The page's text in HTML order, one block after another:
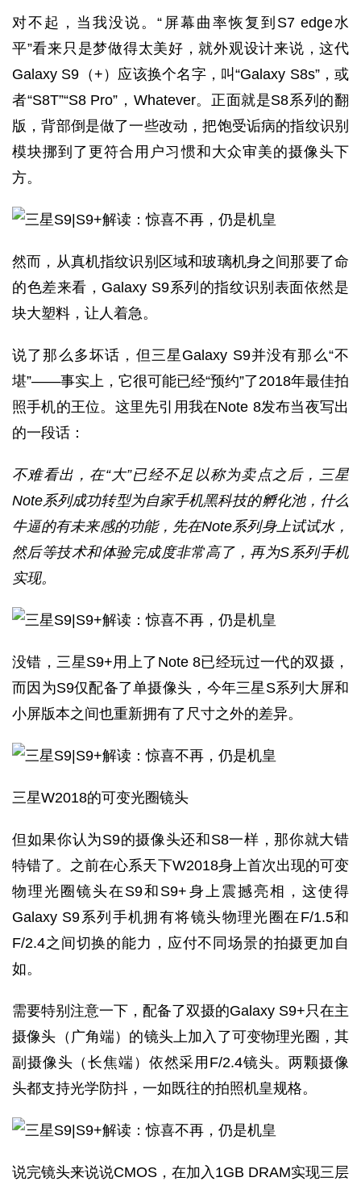
对不起，当我没说。“屏幕曲率恢复到S7 edge水
平”看来只是梦做得太美好，就外观设计来说，这代
Galaxy S9（+）应该换个名字，叫“Galaxy S8s”，或
者“S8T”“S8 Pro”，Whatever。正面就是S8系列的翻
版，背部倒是做了一些改动，把饱受诟病的指纹识别
模块挪到了更符合用户习惯和大众审美的摄像头下
方。
然而，从真机指纹识别区域和玻璃机身之间那要了命
的色差来看，Galaxy S9系列的指纹识别表面依然是
块大塑料，让人着急。
说了那么多坏话，但三星Galaxy S9并没有那么“不
堪”——事实上，它很可能已经“预约”了2018年最佳拍
照手机的王位。这里先引用我在Note 8发布当夜写出
的一段话：
不难看出，在“大”已经不足以称为卖点之后，三星
Note系列成功转型为自家手机黑科技的孵化池，什么
牛逼的有未来感的功能，先在Note系列身上试试水，
然后等技术和体验完成度非常高了，再为S系列手机
实现。
没错，三星S9+用上了Note 8已经玩过一代的双摄，
而因为S9仅配备了单摄像头，今年三星S系列大屏和
小屏版本之间也重新拥有了尺寸之外的差异。
三星W2018的可变光圈镜头
但如果你认为S9的摄像头还和S8一样，那你就大错
特错了。之前在心系天下W2018身上首次出现的可变
物理光圈镜头在S9和S9+身上震撼亮相，这使得
Galaxy S9系列手机拥有将镜头物理光圈在F/1.5和
F/2.4之间切换的能力，应付不同场景的拍摄更加自
如。
需要特别注意一下，配备了双摄的Galaxy S9+只在主
摄像头（广角端）的镜头上加入了可变物理光圈，其
副摄像头（长焦端）依然采用F/2.4镜头。两颗摄像
头都支持光学防抖，一如既往的拍照机皇规格。
说完镜头来说说CMOS，在加入1GB DRAM实现三层